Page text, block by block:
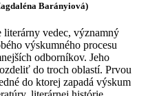
Barányiová)
vedec, významný
výskumného procesu
odborníkov. Jeho
do troch oblastí. Prvou
do ktorej zapadá výskum